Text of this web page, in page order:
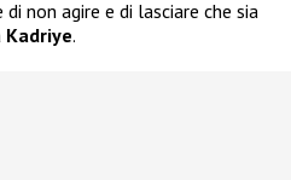
di non agire e di lasciare che sia
Kadriye.